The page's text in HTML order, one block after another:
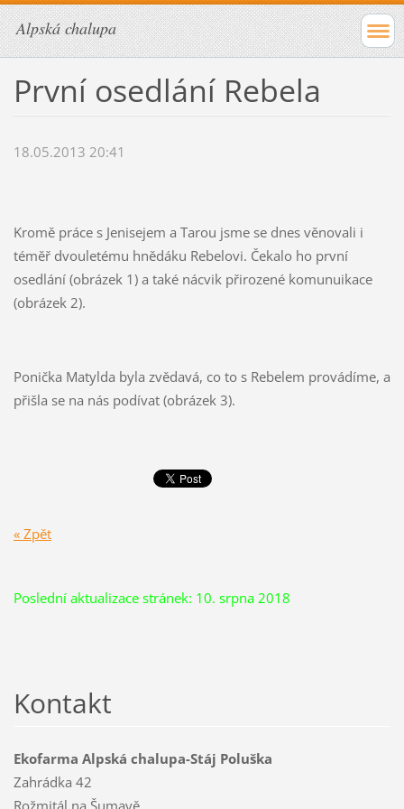
Alpská chalupa
První osedlání Rebela
18.05.2013 20:41
Kromě práce s Jenisejem a Tarou jsme se dnes věnovali i
téměř dvouletému hnědáku Rebelovi. Čekalo ho první
osedlání (obrázek 1) a také nácvik přirozené komunuikace
(obrázek 2).
Ponička Matylda byla zvědavá, co to s Rebelem provádíme, a
přišla se na nás podívat (obrázek 3).
« Zpět
Poslední aktualizace stránek: 10. srpna 2018
Kontakt
Ekofarma Alpská chalupa-Stáj Poluška
Zahrádka 42